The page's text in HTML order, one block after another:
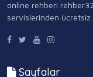
online rehberi
servislerinden ücretsiz
Sayfalar